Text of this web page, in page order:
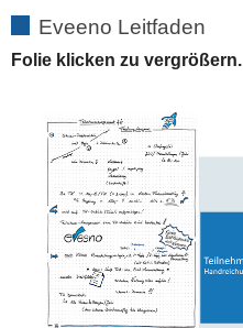
Eveeno Leitfaden
Folie klicken zu vergrößern.